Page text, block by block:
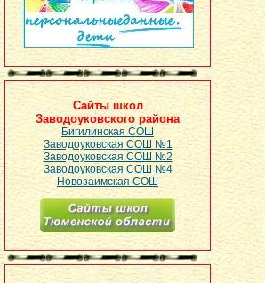
Сайты школ
Заводоуковского района
Бигилинская СОШ
Заводоуковская СОШ №1
Заводоуковская СОШ №2
Заводоуковская СОШ №4
Новозаимская СОШ